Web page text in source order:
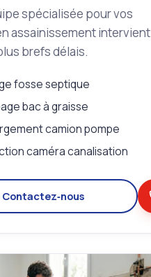
spécialisée pour vos
assainissement intervient
brefs délais.
fosse septique
bac à graisse
camion pompe
caméra canalisation
Contactez‑nous